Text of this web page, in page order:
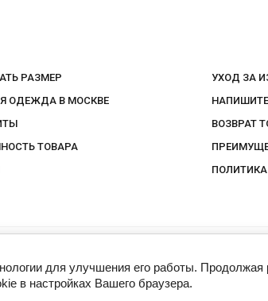
РАЗМЕР УХОД ЗА
ОДЕЖДА В МОСКВЕ
ВОЗВРАТ
ТОВАРА
для улучшения его работы.
в настройках Вашего браузера.